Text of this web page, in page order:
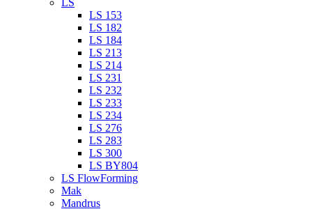
LS
LS 153
LS 182
LS 184
LS 213
LS 214
LS 231
LS 232
LS 233
LS 234
LS 276
LS 283
LS 300
LS BY804
LS FlowForming
Mak
Mandrus